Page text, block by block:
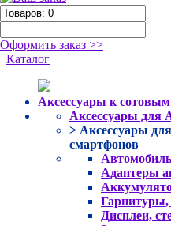
Оформить заказ >>
Каталог
Аксессуары к
Аксессуары для
> Аксессуары
смартфонов
Адаптеры
Гарнитуры,
Дисплеи,